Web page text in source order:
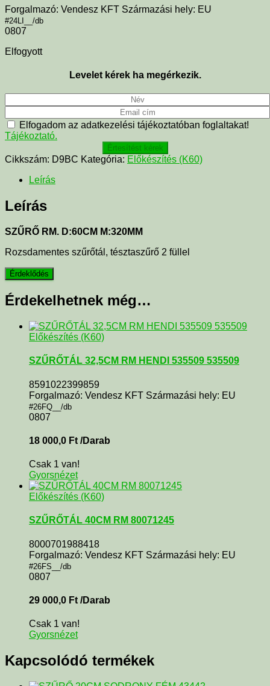
Forgalmazó: Vendesz KFT Származási hely: EU
#24LI__/db
0807
Elfogyott
Levelet kérek ha megérkezik.
Elfogadom az adatkezelési tájékoztatóban foglaltakat!
Tájékoztató.
Értesítést kérek
Cikkszám: D9BC Kategória: Előkészítés (K60)
Leírás
Leírás
SZŰRŐ RM. D:60CM M:320MM
Rozsdamentes szűrőtál, tésztaszűrő 2 füllel
Érdekelhetnek még…
Előkészítés (K60)
SZŰRŐTÁL 32,5CM RM HENDI 535509 535509
8591022399859
Forgalmazó: Vendesz KFT Származási hely: EU
#26FQ__/db
0807
18 000,0 Ft /Darab
Csak 1 van!
Gyorsnézet
Előkészítés (K60)
SZŰRŐTÁL 40CM RM 80071245
8000701988418
Forgalmazó: Vendesz KFT Származási hely: EU
#26FS__/db
0807
29 000,0 Ft /Darab
Csak 1 van!
Gyorsnézet
Kapcsolódó termékek